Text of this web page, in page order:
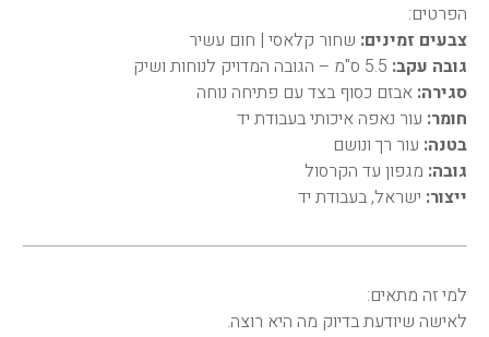
הפרטים:
צבעים זמינים: שחור קלאסי | חום עשיר
גובה עקב:
סגירה: אבזם כסוף בצד עם פתיחה נוחה
חומר: עור נאפה איכותי בעבודת יד
בטנה: עור רך ונושם
גובה: מגפון עד הקרסול
ייצור: ישראל, בעבודת יד
למי זה מתאים:
לאישה שיודעת בדיוק מה היא רוצה.